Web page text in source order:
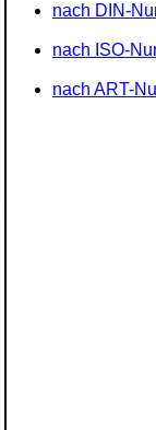
nach DIN-
nach ISO-
nach ART-